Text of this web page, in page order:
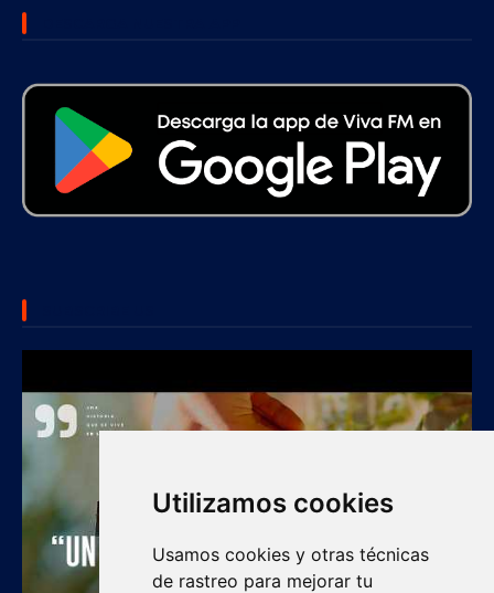
Utilizamos cookies
Usamos cookies y otras técnicas
de rastreo para mejorar tu